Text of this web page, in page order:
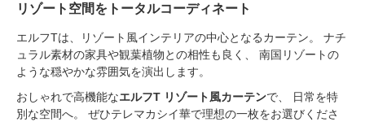
リゾート空間をトータルコーディネート
エルフTは、リゾート風インテリアの中心となるカーテン。 ナチ
ュラル素材の家具や観葉植物との相性も良く、 南国リゾートの
ような穏やかな雰囲気を演出します。
おしゃれで高機能なエルフT リゾート風カーテンで、 日常を特
別な空間へ。 ぜひテレマカシイ華で理想の一枚をお選びくださ